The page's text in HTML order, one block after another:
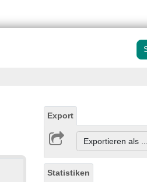
Export
Exportieren als
Statistiken